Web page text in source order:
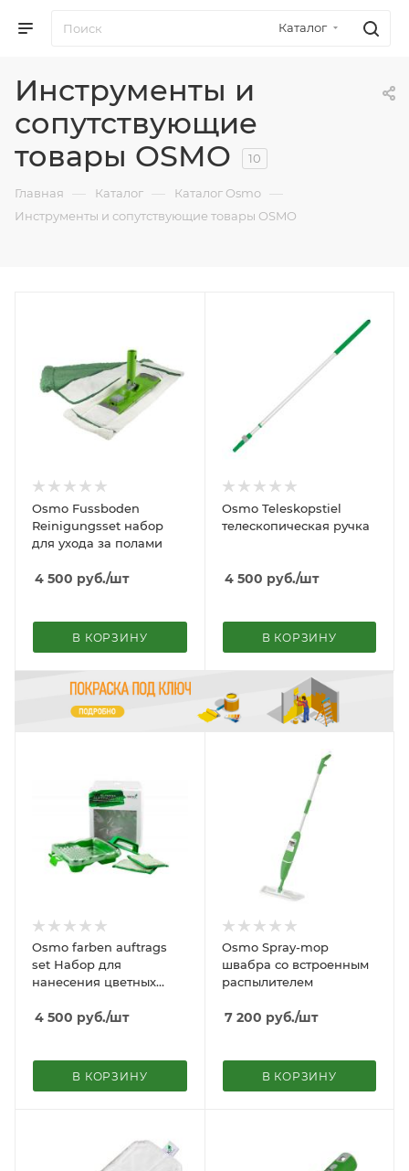
Каталог
Инструменты и
сопутствующие
товары OSMO
10
Главная — Каталог — Каталог Osmo —
Инструменты и сопутствующие товары OSMO
Osmo Fussboden
Reinigungsset набор
для ухода за полами
4 500 руб./шт
В КОРЗИНУ
Osmo Teleskopstiel
телескопическая ручка
4 500 руб./шт
В КОРЗИНУ
Osmo farben auftrags
set Набор для
нанесения цветных
4 500 руб./шт
В КОРЗИНУ
Osmo Spray-mop
швабра со встроенным
распылителем
7 200 руб./шт
В КОРЗИНУ